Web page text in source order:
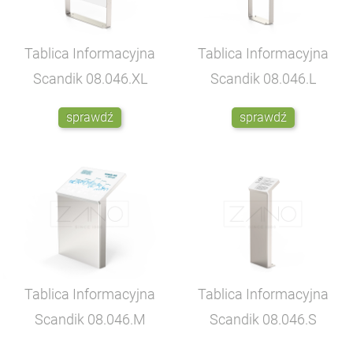
Tablica Informacyjna
Scandik 08.046.XL
sprawdź
Tablica Informacyjna
Scandik 08.046.L
sprawdź
Tablica Informacyjna
Scandik 08.046.M
Tablica Informacyjna
Scandik 08.046.S